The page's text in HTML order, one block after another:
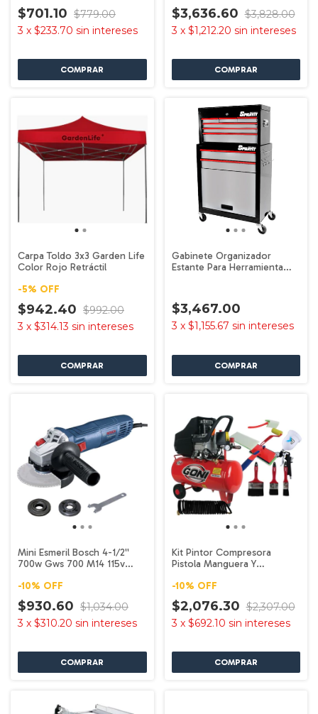
$701.10 $779.00
3 x $233.70 sin intereses
$3,636.60 $3,828.00
3 x $1,212.20 sin intereses
Carpa Toldo 3x3 Garden Life
Color Rojo Retráctil
-5% OFF
$942.40 $992.00
3 x $314.13 sin intereses
Gabinete Organizador
Estante Para Herramienta
$3,467.00
3 x $1,155.67 sin intereses
Mini Esmeril Bosch 4-1/2''
700w Gws 700 M14 115v
-10% OFF
$930.60 $1,034.00
3 x $310.20 sin intereses
Kit Pintor Compresora
Pistola Manguera Y
-10% OFF
$2,076.30 $2,307.00
3 x $692.10 sin intereses